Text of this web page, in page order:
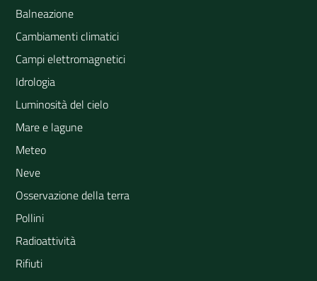
Balneazione
Cambiamenti climatici
Campi elettromagnetici
Idrologia
Luminosità del cielo
Mare e lagune
Meteo
Neve
Osservazione della terra
Pollini
Radioattività
Rifiuti